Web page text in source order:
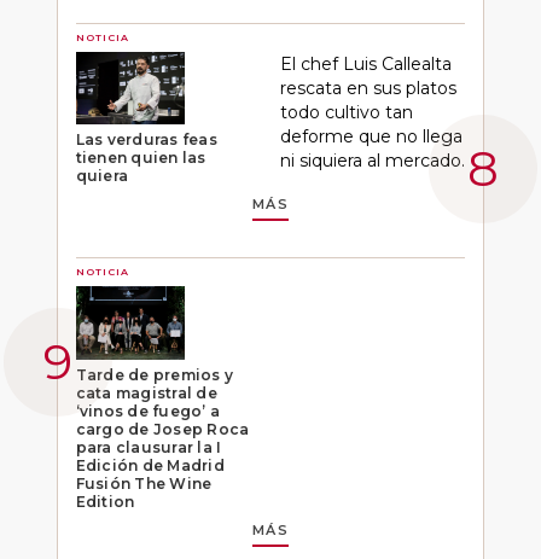
NOTICIA
Las verduras feas
tienen quien las
quiera
El chef Luis Callealta
rescata en sus platos
todo cultivo tan
deforme que no llega
ni siquiera al mercado.
MÁS
NOTICIA
Tarde de premios y
cata magistral de
‘vinos de fuego’ a
cargo de Josep Roca
para clausurar la I
Edición de Madrid
Fusión The Wine
Edition
MÁS